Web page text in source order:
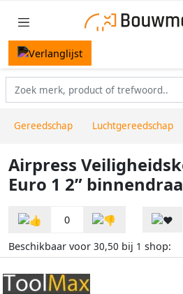
Gereedschap Luchtgereedschap
Airpress
Euro 1 2”
0
Beschikbaar voor 30,50 bij 1 shop: